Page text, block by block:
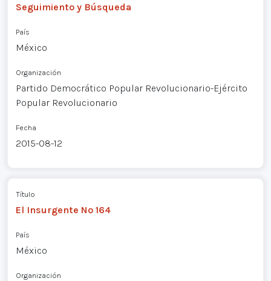
Seguimiento y Búsqueda
País
México
Organización
Partido Democrático Popular Revolucionario-Ejército
Popular Revolucionario
Fecha
2015-08-12
Título
El Insurgente Nº 164
País
México
Organización